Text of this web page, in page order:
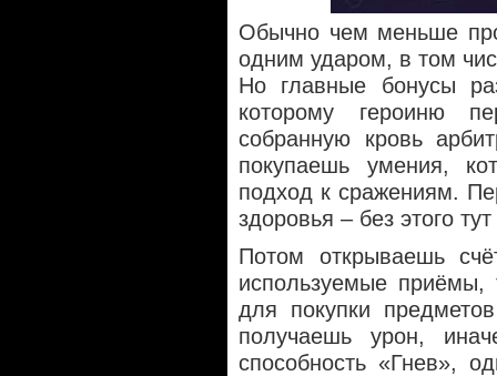
Обычно чем меньше
одним ударом, в том
Но главные бонусы
которому героиню
собранную кровь
покупаешь умения,
подход к сражениям.
здоровья – без этого
Потом открываешь
используемые
для покупки
получаешь урон,
способность «Гнев»,